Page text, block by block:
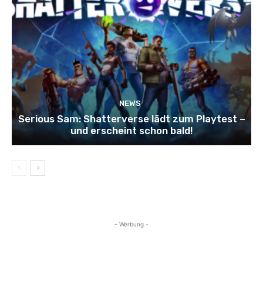
NEWS
Serious Sam: Shatterverse lädt zum Playtest –
und erscheint schon bald!
- Werbung -